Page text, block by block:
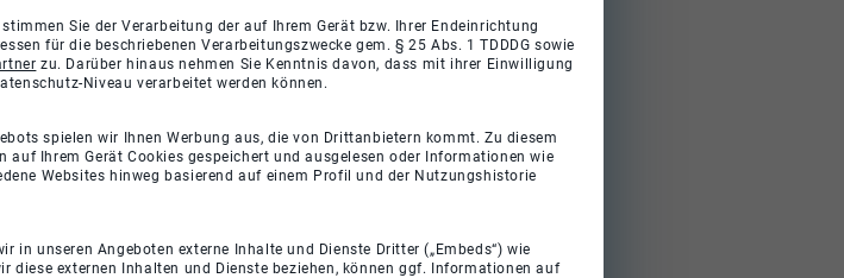
Sie der Verarbeitung der auf Ihrem Gerät bzw. Ihrer Endeinrichtung
für die beschriebenen Verarbeitungszwecke gem. § 25 Abs. 1 TDDDG sowie
zu. Darüber hinaus nehmen Sie Kenntnis davon, dass mit ihrer Einwilligung
Niveau verarbeitet werden können.
spielen wir Ihnen Werbung aus, die von Drittanbietern kommt. Zu diesem
auf Ihrem Gerät Cookies gespeichert und ausgelesen oder Informationen wie
Websites hinweg basierend auf einem Profil und der Nutzungshistorie
in unseren Angeboten externe Inhalte und Dienste Dritter („Embeds“) wie
diese externen Inhalten und Dienste beziehen, können ggf. Informationen auf